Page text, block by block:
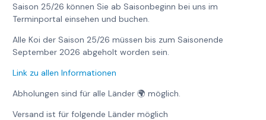
Saison 25/26 können Sie ab Saisonbeginn bei uns im
Terminportal einsehen und buchen.
Alle Koi der Saison 25/26 müssen bis zum Saisonende
September 2026 abgeholt worden sein.
Link zu allen Informationen
Abholungen sind für alle Länder 🌍 möglich.
Versand ist für folgende Länder möglich